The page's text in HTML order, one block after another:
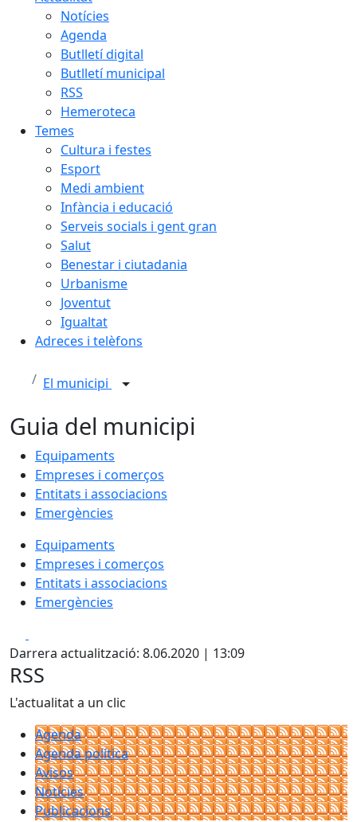
Notícies
Agenda
Butlletí digital
Butlletí municipal
RSS
Hemeroteca
Temes
Cultura i festes
Esport
Medi ambient
Infància i educació
Serveis socials i gent gran
Salut
Benestar i ciutadania
Urbanisme
Joventut
Igualtat
Adreces i telèfons
El municipi
Guia del municipi
Equipaments
Empreses i comerços
Entitats i associacions
Emergències
Equipaments
Empreses i comerços
Entitats i associacions
Emergències
Darrera actualització: 8.06.2020 | 13:09
RSS
L'actualitat a un clic
Agenda
Agenda política
Avisos
Notícies
Publicacions